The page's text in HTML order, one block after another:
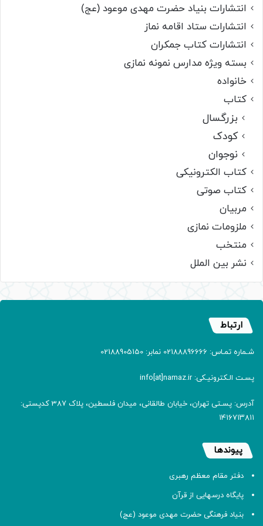
انتشارات بنیاد حضرت مهدی موعود (عج)
انتشارات ستاد اقامه نماز
انتشارات کتاب جمکران
بسته ویژه مدارس نمونه نمازی
خانواده
کتاب
بزرگسال
کودک
نوجوان
کتاب الکترونیکی
کتاب صوتی
مربیان
ملزومات نمازی
منتخب
نشر بین الملل
ارتباط
شـماره تمـاس: 02188896666 نمابر: 02188905150
پسـت الـکترونیـکی: info[at]namaz.ir
آدرس: پسـتی تهران، خیابان طالقانی، میدان فلسطین، پلاک 387 کدپستی:
۱۴۱۶۷۱۳۸۱۱
پیوندها
دفتر مقام معظم رهبری
پایگاه درسهایی از قرآن
بنیاد فرهنگی حضرت مهدی موعود (عج)